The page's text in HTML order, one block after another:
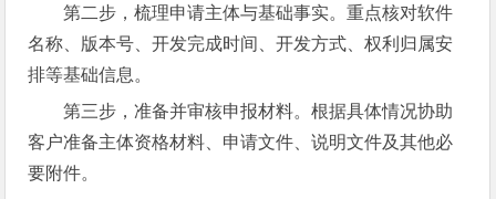
第二步，梳理申请主体与基础事实。重点核对软件
名称、版本号、开发完成时间、开发方式、权利归属安
排等基础信息。
第三步，准备并审核申报材料。根据具体情况协助
客户准备主体资格材料、申请文件、说明文件及其他必
要附件。